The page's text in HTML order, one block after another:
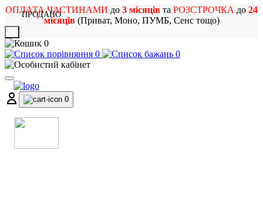
ОПЛАТА ЧАСТИНАМИ до 3 місяців та РОЗСТРОЧКА до 24
місяців(Приват, Моно, ПУМБ, Сенс тощо)
0
0
0
0
ПРОДАНО